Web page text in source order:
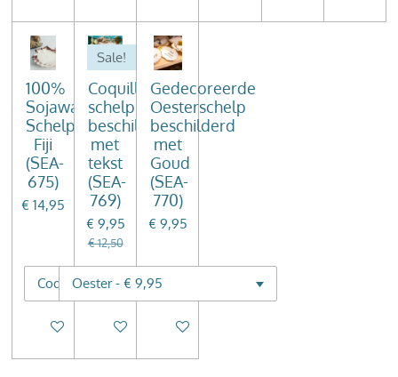
100%
Sojawas
Schelpenkaars
Fiji
(SEA-
675)
€ 14,95
In winkelwagen
Sale!
Coquille
schelp
beschilderd
met
tekst
(SEA-
769)
€ 9,95
€ 12,50
In winkelwagen
Gedecoreerde
Oesterschelp
beschilderd
met
Goud
(SEA-
770)
€ 9,95
In winkelwagen